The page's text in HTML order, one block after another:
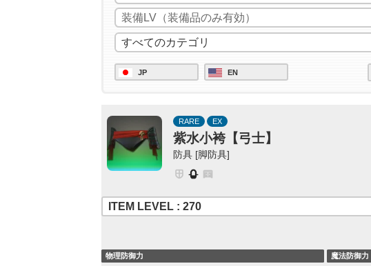
JP EN
RARE EX
紫水小袴【弓士】
防具 [脚防具]
ITEM LEVEL : 270
物理防御力 魔法防御力